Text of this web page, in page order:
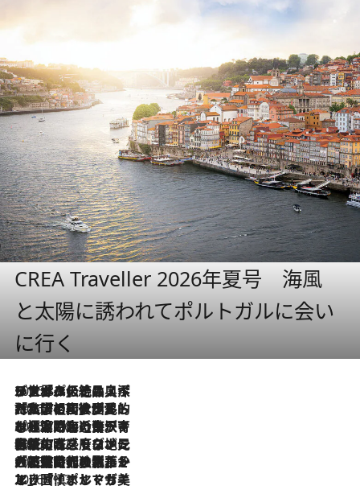
CREA Traveller 2026年夏号 海風
と太陽に誘われてポルトガルに会い
に行く
2026.8.8
リスボンの絶品スイーツ「パステル・デ・ナタ」とは？ポルトガル伝統の奥深い世界へ
2026.7.27
「私の祖国はポルトガル語です」国民的詩人フェルナンド・ペソアと、彼が愛した文学の街を歩く
2026.7.26
ポルトガル近海が育む極上の海の幸。キリリと冷えた白ワインと愉しむ、シーフード専門店の贅沢
2026.7.22
伝統の味をモダンに昇華。高感度な地元客が集う、リスボンの最旬ガストロノミー
2026.7.21
大航海時代の栄華から、震災、独裁、そして革命へ。ポルトガル・首都リスボンの石畳に刻まれた「歴史の光と影」
2026.7.13
エッセイ・ヤマザキマリ「慎ましくも美しき国 ポルトガル」